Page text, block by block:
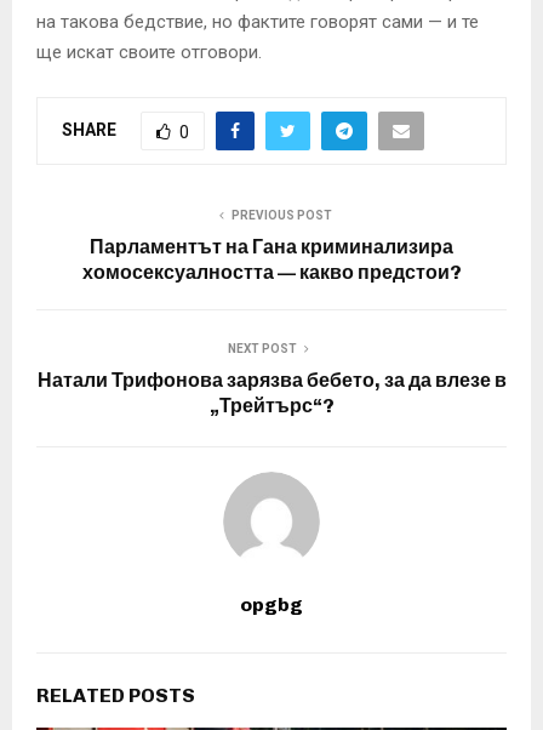
на такова бедствие, но фактите говорят сами — и те
ще искат своите отговори.
SHARE 0
PREVIOUS POST
Парламентът на Гана криминализира
хомосексуалността — какво предстои?
NEXT POST
Натали Трифонова зарязва бебето, за да влезе в
„Трейтърс“?
opgbg
RELATED POSTS